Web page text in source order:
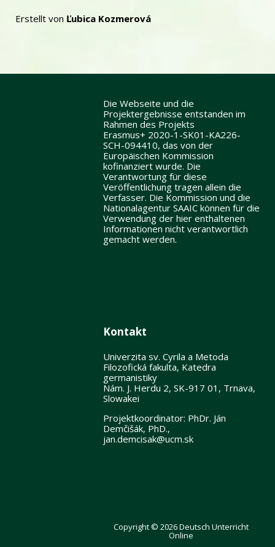
Erstellt von Ľubica Kozmerová
Die Webseite und die
Projektergebnisse entstanden im
Rahmen des Projekts
Erasmus+ 2020-1-SK01-KA226-
SCH-094410, das von der
Europäischen Kommission
kofinanziert wurde. Die
Verantwortung für diese
Veröffentlichung tragen allein die
Verfasser. Die Kommission und die
Nationalagentur SAAIC können für die
Verwendung der hier enthaltenen
Informationen nicht verantwortlich
gemacht werden.
Kontakt
Univerzita sv. Cyrila a Metoda
Filozofická fakulta, Katedra
germanistiky
Nám. J. Herdu 2, SK-917 01, Trnava,
Slowakei
Projektkoordinator: PhDr. Ján
Demčišák, PhD.,
jan.demcisak@ucm.sk
Copyright © 2026 Deutsch Unterricht
Online